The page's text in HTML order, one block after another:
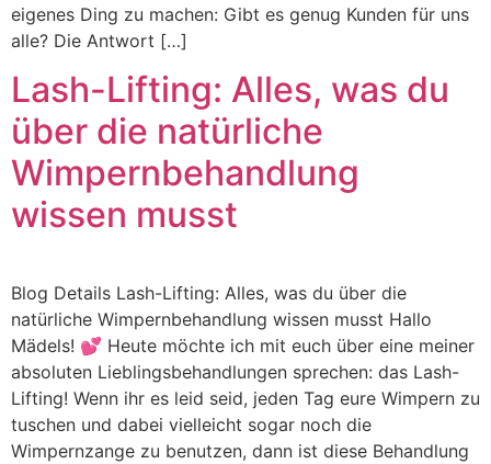
eigenes Ding zu machen: Gibt es genug Kunden für uns
alle? Die Antwort […]
Lash-Lifting: Alles, was du
über die natürliche
Wimpernbehandlung
wissen musst
Blog Details Lash-Lifting: Alles, was du über die
natürliche Wimpernbehandlung wissen musst Hallo
Mädels! 💕 Heute möchte ich mit euch über eine meiner
absoluten Lieblingsbehandlungen sprechen: das Lash-
Lifting! Wenn ihr es leid seid, jeden Tag eure Wimpern zu
tuschen und dabei vielleicht sogar noch die
Wimpernzange zu benutzen, dann ist diese Behandlung